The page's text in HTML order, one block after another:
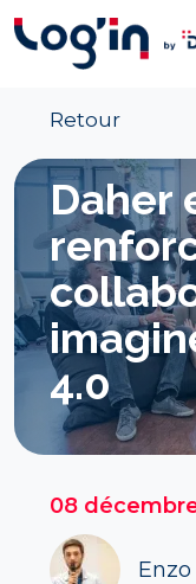
Retour
Daher
4.0
08
Enzo